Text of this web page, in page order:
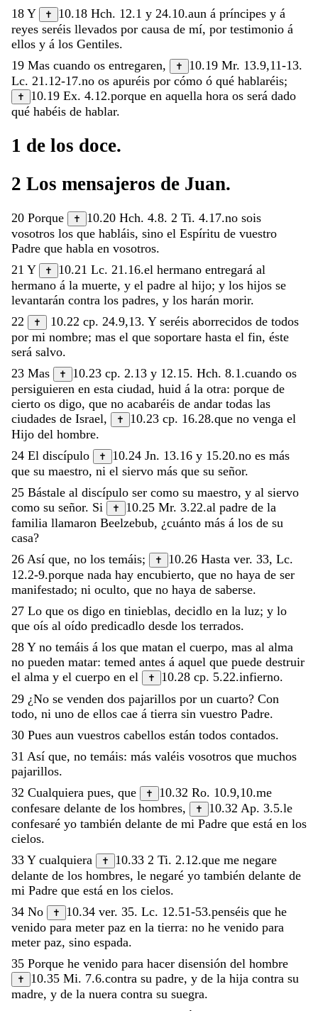
18 Y ✝ 10.18 Hch. 12.1 y 24.10.aun á príncipes y á
reyes seréis llevados por causa de mí, por testimonio á
ellos y á los Gentiles.
19 Mas cuando os entregaren, ✝ 10.19 Mr. 13.9,11-13.
Lc. 21.12-17.no os apuréis por cómo ó qué hablaréis;
✝ 10.19 Ex. 4.12.porque en aquella hora os será dado
qué habéis de hablar.
1 de los doce.
2 Los mensajeros de Juan.
20 Porque ✝ 10.20 Hch. 4.8. 2 Ti. 4.17.no sois
vosotros los que habláis, sino el Espíritu de vuestro
Padre que habla en vosotros.
21 Y ✝ 10.21 Lc. 21.16.el hermano entregará al
hermano á la muerte, y el padre al hijo; y los hijos se
levantarán contra los padres, y los harán morir.
22
✝ 10.22 cp. 24.9,13. Y seréis aborrecidos de todos
por mi nombre; mas el que soportare hasta el fin, éste
será salvo.
23 Mas ✝ 10.23 cp. 2.13 y 12.15. Hch. 8.1.cuando os
persiguieren en esta ciudad, huid á la otra: porque de
cierto os digo, que no acabaréis de andar todas las
ciudades de Israel, ✝ 10.23 cp. 16.28.que no venga el
Hijo del hombre.
24 El discípulo ✝ 10.24 Jn. 13.16 y 15.20.no es más
que su maestro, ni el siervo más que su señor.
25 Bástale al discípulo ser como su maestro, y al siervo
como su señor. Si ✝ 10.25 Mr. 3.22.al padre de la
familia llamaron Beelzebub, ¿cuánto más á los de su
casa?
26 Así que, no los temáis; ✝ 10.26 Hasta ver. 33, Lc.
12.2-9.porque nada hay encubierto, que no haya de ser
manifestado; ni oculto, que no haya de saberse.
27 Lo que os digo en tinieblas, decidlo en la luz; y lo
que oís al oído predicadlo desde los terrados.
28 Y no temáis á los que matan el cuerpo, mas al alma
no pueden matar: temed antes á aquel que puede destruir
el alma y el cuerpo en el ✝ 10.28 cp. 5.22.infierno.
29 ¿No se venden dos pajarillos por un cuarto? Con
todo, ni uno de ellos cae á tierra sin vuestro Padre.
30 Pues aun vuestros cabellos están todos contados.
31 Así que, no temáis: más valéis vosotros que muchos
pajarillos.
32 Cualquiera pues, que ✝ 10.32 Ro. 10.9,10.me
confesare delante de los hombres, ✝ 10.32 Ap. 3.5.le
confesaré yo también delante de mi Padre que está en los
cielos.
33 Y cualquiera ✝ 10.33 2 Ti. 2.12.que me negare
delante de los hombres, le negaré yo también delante de
mi Padre que está en los cielos.
34 No ✝ 10.34 ver. 35. Lc. 12.51-53.penséis que he
venido para meter paz en la tierra: no he venido para
meter paz, sino espada.
35 Porque he venido para hacer disensión del hombre
✝ 10.35 Mi. 7.6.contra su padre, y de la hija contra su
madre, y de la nuera contra su suegra.